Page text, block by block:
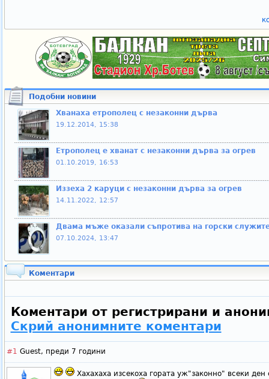
Подобни новини
Хванаха етрополец с незаконни дърва
19.12.2014, 15:38
Eтрополец е хванат с незаконни дърва за огрев
01.10.2019, 16:53
Иззеха 2 каруци с незаконни дърва за огрев
14.11.2022, 12:57
Двама мъже оказали съпротива на горски
07.10.2024, 13:47
Коментари
Коментари от регистрирани и
Скрий анонимните коментари
#1 Guest, преди 7 години
Хахахаха изсекоха гората уж"законно" всеки